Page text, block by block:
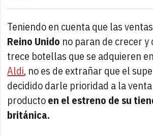
Teniendo en cuenta que las
Reino Unido no paran de crecer y
trece botellas que se adquieren
Aldi, no es de extrañar que el
decidido darle prioridad a la
productoen el estreno de su
británica.